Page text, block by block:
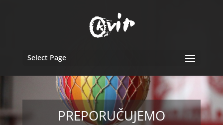
Select Page
PREPORUČUJEMO